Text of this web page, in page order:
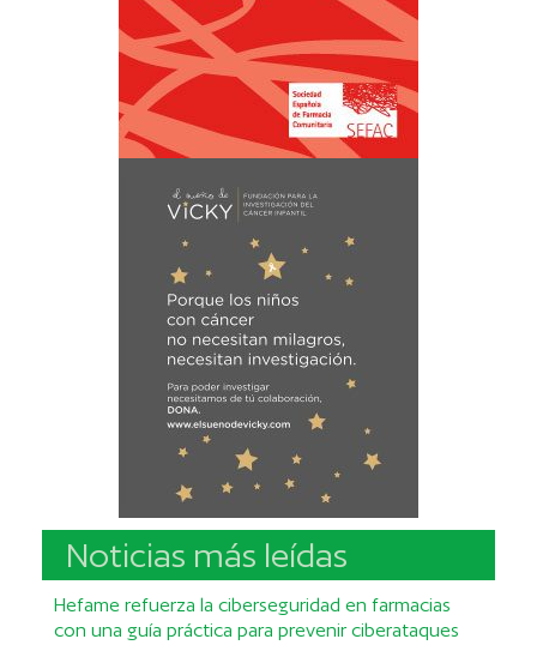
Noticias más leídas
Hefame refuerza la ciberseguridad en farmacias
con una guía práctica para prevenir ciberataques